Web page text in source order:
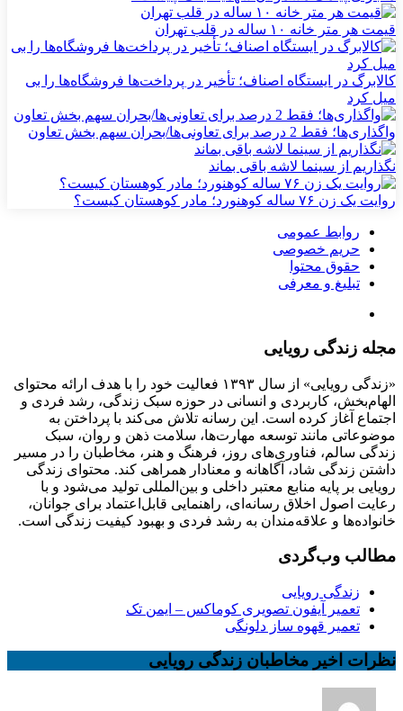
قیمت هر متر خانه ۱۰ ساله در قلب تهران
کالابرگ در ایستگاه اصناف؛ تأخیر در پرداخت‌ها فروشگاه‌ها را بی
میل کرد
واگذاری‌ها؛ فقط 2 درصد برای تعاونی‌ها/بحران سهم بخش تعاون
نگذاریم از سینما لاشه باقی بماند
روایت یک زن ۷۶ ساله کوهنورد؛ مادر کوهستان کیست؟
روابط عمومی
حریم خصوصی
حقوق محتوا
تبلیغ و معرفی
مجله زندگی رویایی
«زندگی رویایی» از سال ۱۳۹۳ فعالیت خود را با هدف ارائه محتوای
الهام‌بخش، کاربردی و انسانی در حوزه سبک زندگی، رشد فردی و
اجتماع آغاز کرده است. این رسانه تلاش می‌کند با پرداختن به
موضوعاتی مانند توسعه مهارت‌ها، سلامت ذهن و روان، سبک
زندگی سالم، فناوری‌های روز، فرهنگ و هنر، مخاطبان را در مسیر
داشتن زندگی شاد، آگاهانه و معنادار همراهی کند. محتوای زندگی
رویایی بر پایه منابع معتبر داخلی و بین‌المللی تولید می‌شود و با
رعایت اصول اخلاق رسانه‌ای، راهنمایی قابل‌اعتماد برای جوانان،
خانواده‌ها و علاقه‌مندان به رشد فردی و بهبود کیفیت زندگی است.
مطالب وب‌گردی
زندگی رویایی
تعمیر آیفون تصویری کوماکس – ایمن تک
تعمیر قهوه ساز دلونگی
نظرات اخیر مخاطبان زندگی رویایی